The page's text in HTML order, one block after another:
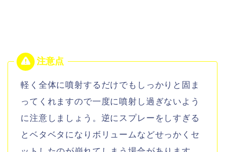
軽く全体に噴射するだけでもしっかりと固ま
ってくれますので一度に噴射し過ぎないよう
に注意しましょう。逆にスプレーをしすぎる
とベタベタになりボリュームなどせっかくセ